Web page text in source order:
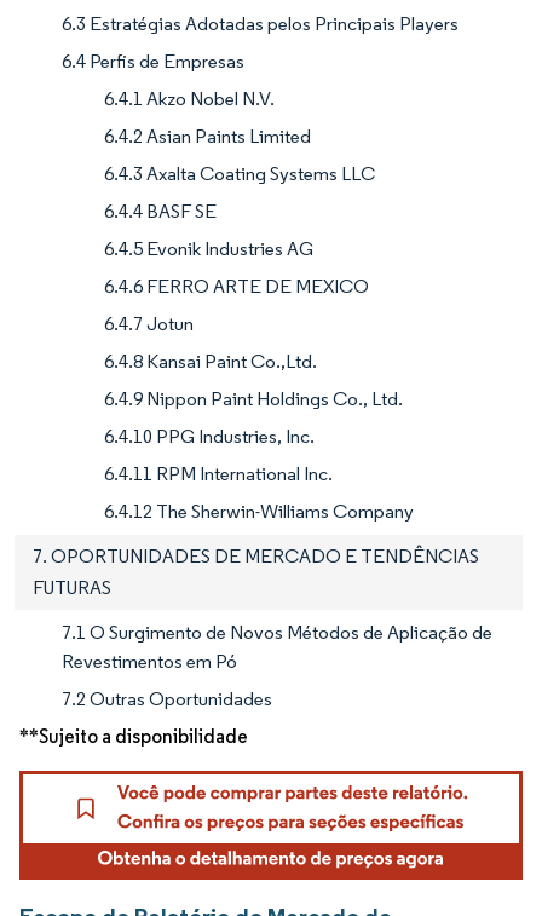
6.3 Estratégias Adotadas pelos Principais Players
6.4 Perfis de Empresas
6.4.1 Akzo Nobel N.V.
6.4.2 Asian Paints Limited
6.4.3 Axalta Coating Systems LLC
6.4.4 BASF SE
6.4.5 Evonik Industries AG
6.4.6 FERRO ARTE DE MEXICO
6.4.7 Jotun
6.4.8 Kansai Paint Co.,Ltd.
6.4.9 Nippon Paint Holdings Co., Ltd.
6.4.10 PPG Industries, Inc.
6.4.11 RPM International Inc.
6.4.12 The Sherwin-Williams Company
7. OPORTUNIDADES DE MERCADO E TENDÊNCIAS
FUTURAS
7.1 O Surgimento de Novos Métodos de Aplicação de
Revestimentos em Pó
7.2 Outras Oportunidades
**Sujeito a disponibilidade